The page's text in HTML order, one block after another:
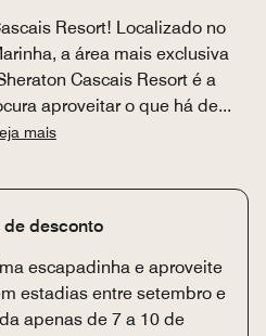
Resort! Localizado no
a área mais exclusiva
Cascais Resort é a
aproveitar o que há de...
mais
de desconto
escapadinha e aproveite
estadias entre setembro e
apenas de 7 a 10 de